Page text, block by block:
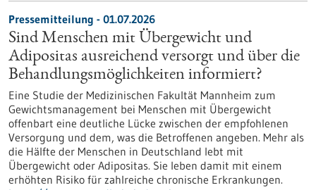
Pressemitteilung - 01.07.2026
Sind Menschen mit Übergewicht und
Adipositas ausreichend versorgt und über die
Behandlungsmöglichkeiten informiert?
Eine Studie der Medizinischen Fakultät Mannheim zum
Gewichtsmanagement bei Menschen mit Übergewicht
offenbart eine deutliche Lücke zwischen der empfohlenen
Versorgung und dem, was die Betroffenen angeben. Mehr als
die Hälfte der Menschen in Deutschland lebt mit
Übergewicht oder Adipositas. Sie leben damit mit einem
erhöhten Risiko für zahlreiche chronische Erkrankungen.